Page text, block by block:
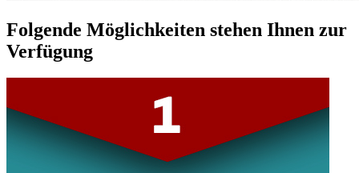
Folgende Möglichkeiten stehen Ihnen zur
Verfügung